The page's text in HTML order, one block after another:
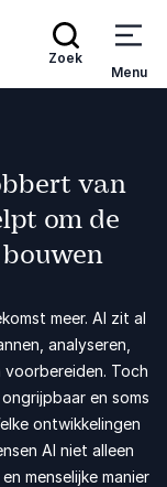
Zoek
Menu
van
om de
meer. AI zit al
analyseren,
voorbereiden. Toch
en soms
ontwikkelingen
AI niet alleen
menselijke manier